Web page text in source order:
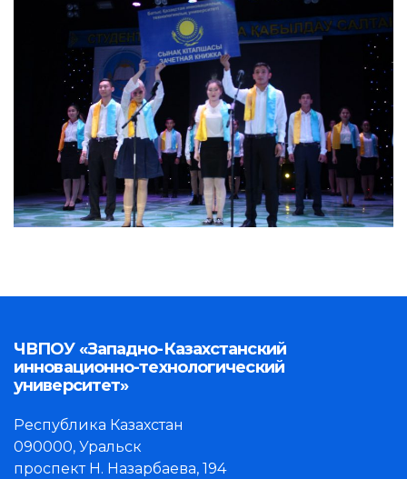
ЧВПОУ «Западно-Казахстанский
инновационно-технологический
университет»
Республика Казахстан
090000, Уральск
проспект Н. Назарбаева, 194